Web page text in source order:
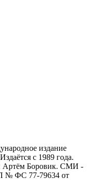
издание
с 1989 года.
Артём Боровик. CМИ -
№ ФС 77-79634 от